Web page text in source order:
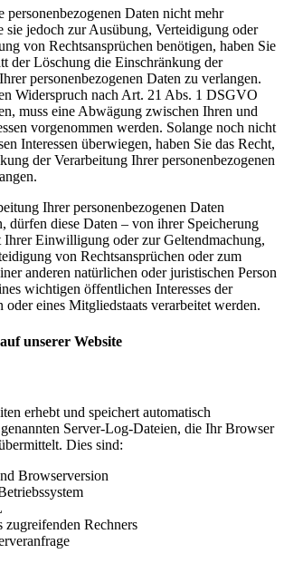
personenbezogenen Daten nicht mehr
sie jedoch zur Ausübung, Verteidigung oder
von Rechtsansprüchen benötigen, haben Sie
der Löschung die Einschränkung der
personenbezogenen Daten zu verlangen.
Widerspruch nach Art. 21 Abs. 1 DSGVO
muss eine Abwägung zwischen Ihren und
vorgenommen werden. Solange noch nicht
Interessen überwiegen, haben Sie das Recht,
der Verarbeitung Ihrer personenbezogenen
Ihrer personenbezogenen Daten
dürfen diese Daten – von ihrer Speicherung
Ihrer Einwilligung oder zur Geltendmachung,
von Rechtsansprüchen oder zum
anderen natürlichen oder juristischen Person
wichtigen öffentlichen Interesses der
eines Mitgliedstaats verarbeitet werden.
unserer Website
erhebt und speichert automatisch
Server-Log-Dateien, die Ihr Browser
Dies sind:
Browserversion
zugreifenden Rechners